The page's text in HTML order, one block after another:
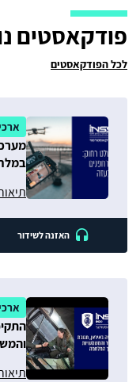
פודקאסטים
לכל הפודקאסטים
האזנה לשידור